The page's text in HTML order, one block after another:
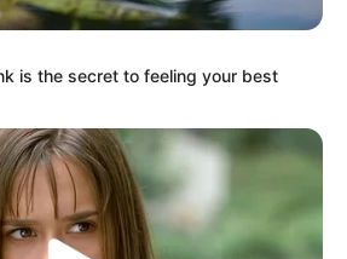
las notificaciones de Alerta.
is the secret to feeling your best